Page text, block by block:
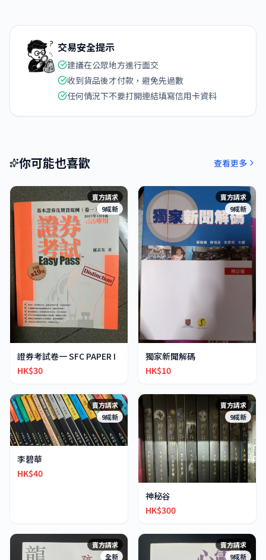
交易安全提示
建議在公眾地方進行面交
收到貨品後才付款，避免先過數
任何情況下不要打開連結填寫信用卡資料
你可能也喜歡 查看更多
賣方請求
9成新
證券考試卷一 SFC PAPER I
HK$30
賣方請求
9成新
獨家新聞解碼
HK$10
賣方請求
9成新
李碧華
HK$40
賣方請求
9成新
神秘谷
HK$300
賣方請求
全新
賣方請求
9成新